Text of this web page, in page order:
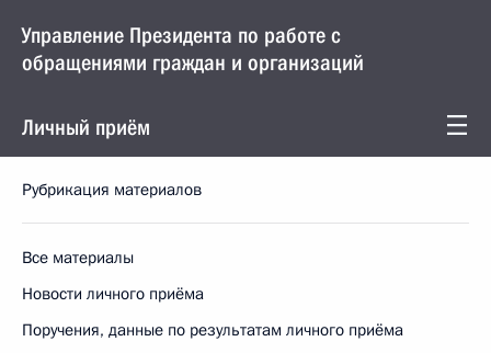
Управление Президента по работе с
обращениями граждан и организаций
Личный приём
Рубрикация материалов
Все материалы
Новости личного приёма
Поручения, данные по результатам личного приёма